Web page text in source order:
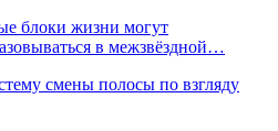
блоки жизни могут
в межзвёздной…
смены полосы по взгляду